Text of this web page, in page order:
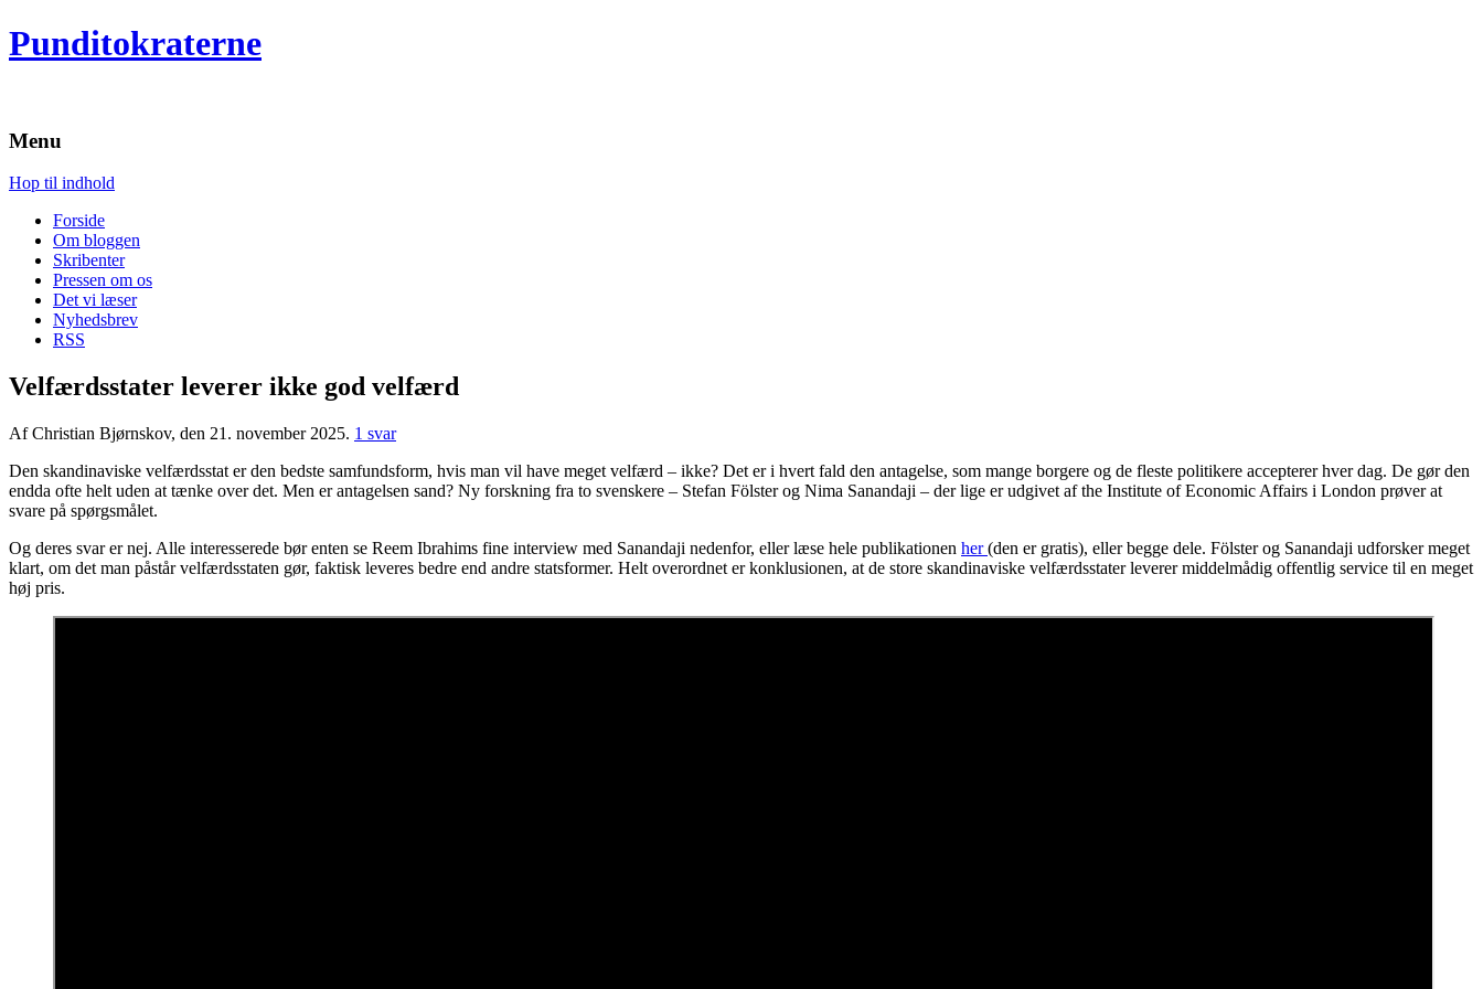
Punditokraterne
Menu
Hop til indhold
Forside
Om bloggen
Skribenter
Pressen om os
Det vi læser
Nyhedsbrev
RSS
Velfærdsstater leverer ikke god velfærd
Af Christian Bjørnskov, den 21. november 2025. 1 svar
Den skandinaviske velfærdsstat er den bedste samfundsform, hvis man vil have meget velfærd – ikke? Det er i hvert fald den antagelse, som mange borgere og de fleste politikere accepterer hver dag. De gør den
endda ofte helt uden at tænke over det. Men er antagelsen sand? Ny forskning fra to svenskere – Stefan Fölster og Nima Sanandaji – der lige er udgivet af the Institute of Economic Affairs i London prøver at
svare på spørgsmålet.
Og deres svar er nej. Alle interesserede bør enten se Reem Ibrahims fine interview med Sanandaji nedenfor, eller læse hele publikationen her(den er gratis), eller begge dele. Fölster og Sanandaji udforsker meget
klart, om det man påstår velfærdsstaten gør, faktisk leveres bedre end andre statsformer. Helt overordnet er konklusionen, at de store skandinaviske velfærdsstater leverer middelmådig offentlig service til en meget
høj pris.